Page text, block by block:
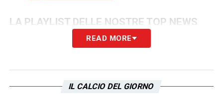
LA PLAYLIST DELLE NOSTRE TOP NEWS
READ MORE
IL CALCIO DEL GIORNO